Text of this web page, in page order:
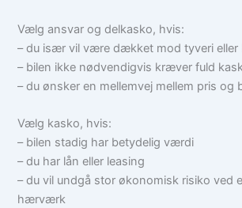
Vælg ansvar og delkasko, hvis:
– du især vil være dækket mod tyveri eller
– bilen ikke nødvendigvis kræver fuld
– du ønsker en mellemvej mellem pris og
Vælg kasko, hvis:
– bilen stadig har betydelig værdi
– du har lån eller leasing
– du vil undgå stor økonomisk risiko ved
hærværk